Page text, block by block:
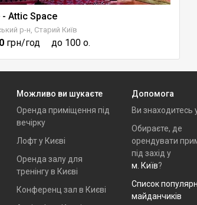
Attic Space
р-н, Старий Київ
грн/год до 100 о.
Можливо ви шукаєте
Оренда приміщення під
вечірку
Лофт у Києві
Оренда залу для
тренінгу в Києві
Конференц зал в Києві
Допомога
Ви знаходитесь
Обираєте, де
орендувати
під захід у
м. Київ?
Список
майданчиків